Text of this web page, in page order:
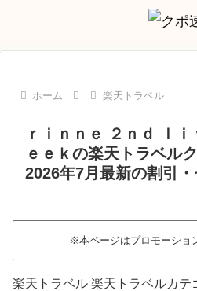
ホーム 楽天トラベル
ｒｉｎｎｅ ２ｎｄ ｌ
ｅｅｋの楽天トラベル
2026年7月最新の割引
※本ページはプロモーショ
楽天トラベル 楽天トラベルカテ